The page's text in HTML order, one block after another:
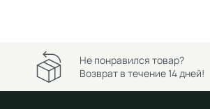
Не понравился товар?
Возврат в течение 14 дней!